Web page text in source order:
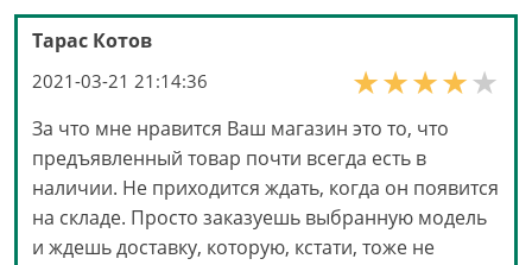
Тарас Котов
2021-03-21 21:14:36
За что мне нравится Ваш магазин это то, что
предъявленный товар почти всегда есть в
наличии. Не приходится ждать, когда он появится
на складе. Просто заказуешь выбранную модель
и ждешь доставку, которую, кстати, тоже не